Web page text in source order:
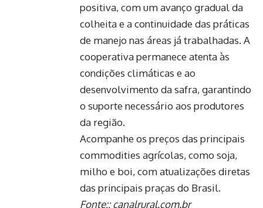
positiva, com um avanço gradual da
colheita e a continuidade das práticas
de manejo nas áreas já trabalhadas. A
cooperativa permanece atenta às
condições climáticas e ao
desenvolvimento da safra, garantindo
o suporte necessário aos produtores
da região.
Acompanhe os preços das principais
commodities agrícolas, como soja,
milho e boi, com atualizações diretas
das principais praças do Brasil.
Fonte::canalrural.com.br